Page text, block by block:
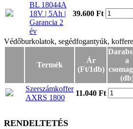
BL 18044A
18V | 5Ah |
Garancia 2
év
39.600 Ft
Védőburkolatok, segédfogantyúk,
Védőburkolatok, segédfogantyúk,
Termék
Ár
(Ft/1db)
a
Szerszámkoffer
AXRS 1800
11.040 Ft
RENDELTETÉS